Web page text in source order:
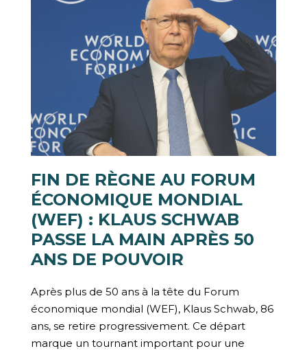
FIN DE RÈGNE AU FORUM
ÉCONOMIQUE MONDIAL
(WEF) : KLAUS SCHWAB
PASSE LA MAIN APRÈS 50
ANS DE POUVOIR
Après plus de 50 ans à la tête du Forum
économique mondial (WEF), Klaus Schwab, 86
ans, se retire progressivement. Ce départ
marque un tournant important pour une